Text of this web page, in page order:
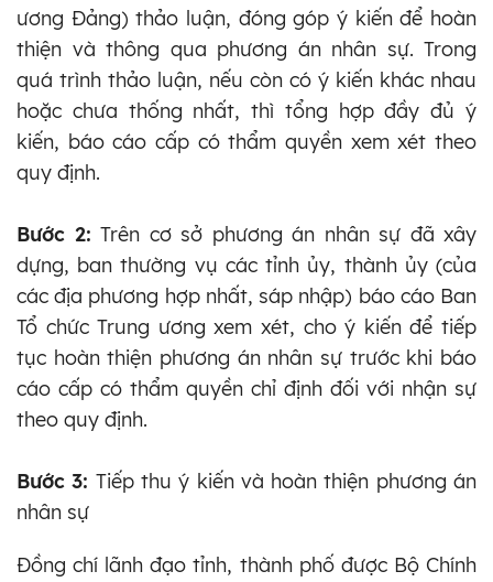
ương Đảng) thảo luận, đóng góp ý kiến để hoàn
thiện và thông qua phương án nhân sự. Trong
quá trình thảo luận, nếu còn có ý kiến khác nhau
hoặc chưa thống nhất, thì tổng hợp đầy đủ ý
kiến, báo cáo cấp có thẩm quyền xem xét theo
quy định.
Bước 2: Trên cơ sở phương án nhân sự đã xây
dựng, ban thường vụ các tỉnh ủy, thành ủy (của
các địa phương hợp nhất, sáp nhập) báo cáo Ban
Tổ chức Trung ương xem xét, cho ý kiến để tiếp
tục hoàn thiện phương án nhân sự trước khi báo
cáo cấp có thẩm quyền chỉ định đối với nhận sự
theo quy định.
Bước 3: Tiếp thu ý kiến và hoàn thiện phương án
nhân sự
Đồng chí lãnh đạo tỉnh, thành phố được Bộ Chính